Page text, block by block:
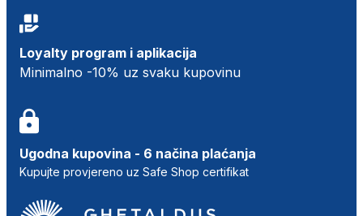
Loyalty program i aplikacija
Minimalno -10% uz svaku kupovinu
Ugodna kupovina - 6 načina plaćanja
Kupujte provjereno uz Safe Shop certifikat